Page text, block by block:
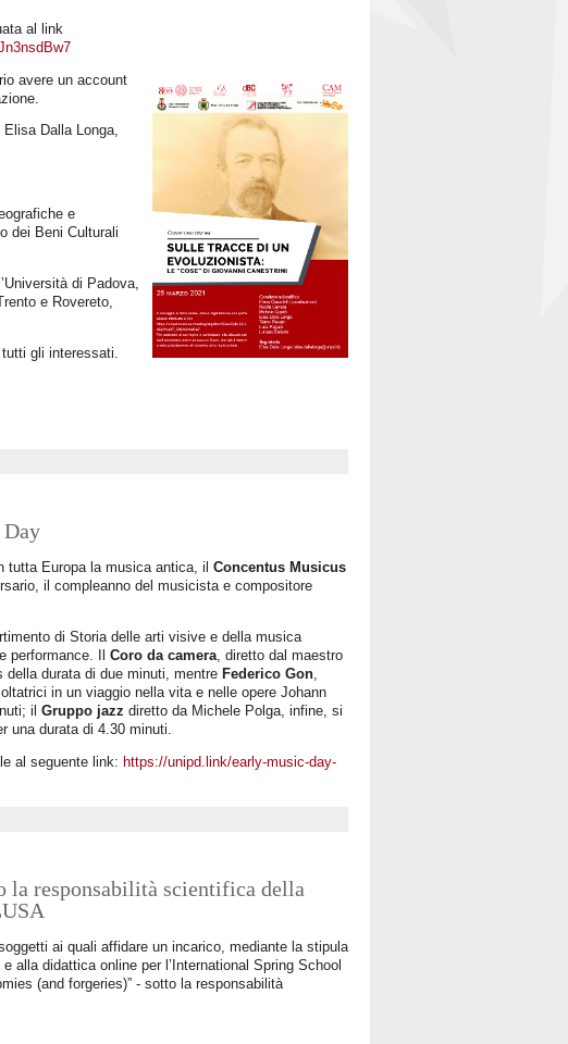
al link
avere un account
Dalla Longa,
e
dei Beni Culturali
di Padova,
e Rovereto,
gli interessati.
tutta Europa la musica antica, il Concentus Musicus
il compleanno del musicista e compositore
di Storia delle arti visive e della musica
performance. Il Coro da camera , diretto dal maestro
della durata di due minuti, mentre Federico Gon
in un viaggio nella vita e nelle opere Johann
il Gruppo jazz diretto da Michele Polga, infine, si
una durata di 4.30 minuti.
al seguente link: https://unipd.link/early-music-day-
la responsabilità scientifica della
ai quali affidare un incarico, mediante la stipula
alla didattica online per l’International Spring School
(and forgeries)” - sotto la responsabilità